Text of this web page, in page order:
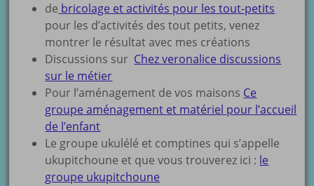
de bricolage et activités pour les tout-petits
pour les d’activités des tout petits, venez
montrer le résultat avec mes créations
Discussions sur Chez veronalice discussions
sur le métier
Pour l’aménagement de vos maisons Ce
groupe aménagement et matériel pour l’accueil
de l’enfant
Le groupe ukulélé et comptines qui s’appelle
ukupitchoune et que vous trouverez ici : le
groupe ukupitchoune